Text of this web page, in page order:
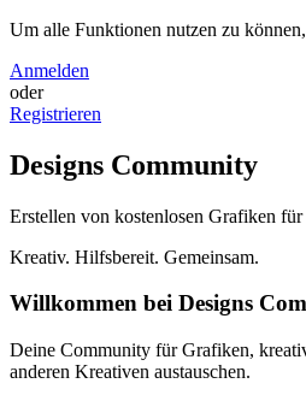
Um alle Funktionen nutzen zu
Anmelden
oder
Registrieren
Designs Community
Erstellen von kostenlosen Grafiken
Kreativ. Hilfsbereit. Gemeinsam.
Willkommen bei Designs
Deine Community für Grafiken,
anderen Kreativen austauschen.